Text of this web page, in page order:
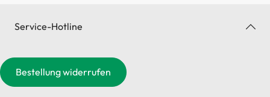
Service-Hotline
Bestellung widerrufen